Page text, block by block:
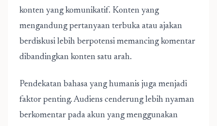
konten yang komunikatif. Konten yang
mengandung pertanyaan terbuka atau ajakan
berdiskusi lebih berpotensi memancing komentar
dibandingkan konten satu arah.
Pendekatan bahasa yang humanis juga menjadi
faktor penting. Audiens cenderung lebih nyaman
berkomentar pada akun yang menggunakan